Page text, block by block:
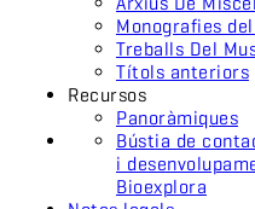
Monografies
Treballs Del
Títols anteriors
Recursos
Panoràmiques
Bústia de
i
Bioexplora